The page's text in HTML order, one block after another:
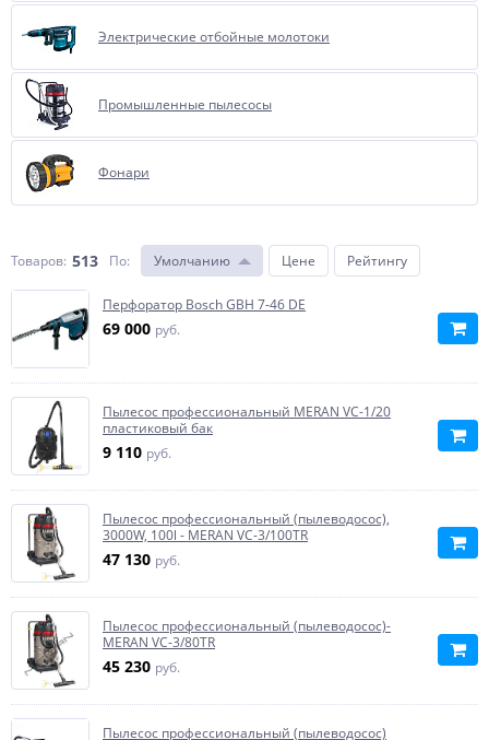
Электрические отбойные молотоки
Промышленные пылесосы
Фонари
Товаров: 513 По: Умолчанию Цене Рейтингу
Перфоратор Bosch GBH 7-46 DE
69 000 руб.
Пылесос профессиональный MERAN VC-1/20
пластиковый бак
9 110 руб.
Пылесос профессиональный (пылеводосос),
3000W, 100l - MERAN VC-3/100TR
47 130 руб.
Пылесос профессиональный (пылеводосос)-
MERAN VC-3/80TR
45 230 руб.
Пылесос профессиональный (пылеводосос)